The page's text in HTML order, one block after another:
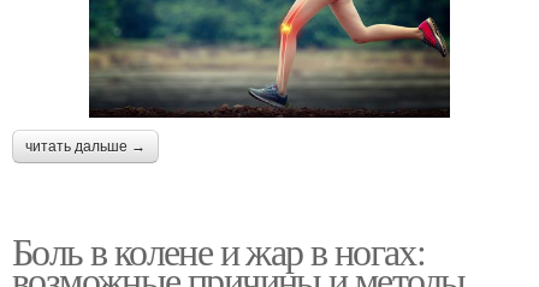
читать дальше →
Боль в колене и жар в ногах: